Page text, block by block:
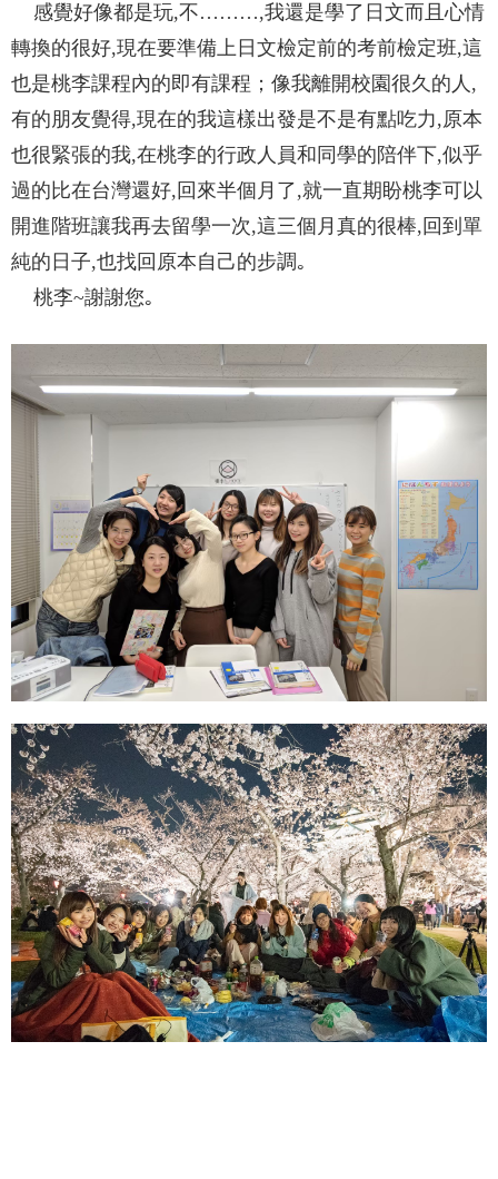
感覺好像都是玩,不………,我還是學了日文而且心情
轉換的很好,現在要準備上日文檢定前的考前檢定班,這
也是桃李課程內的即有課程；像我離開校園很久的人,
有的朋友覺得,現在的我這樣出發是不是有點吃力,原本
也很緊張的我,在桃李的行政人員和同學的陪伴下,似乎
過的比在台灣還好,回來半個月了,就一直期盼桃李可以
開進階班讓我再去留學一次,這三個月真的很棒,回到單
純的日子,也找回原本自己的步調｡
桃李~謝謝您｡